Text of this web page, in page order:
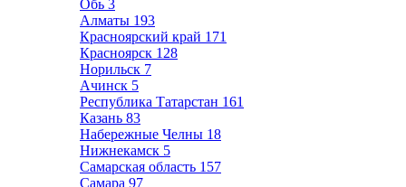
Обь 3
Алматы 193
Красноярский край 171
Красноярск 128
Норильск 7
Ачинск 5
Республика Татарстан 161
Казань 83
Набережные Челны 18
Нижнекамск 5
Самарская область 157
Самара 97